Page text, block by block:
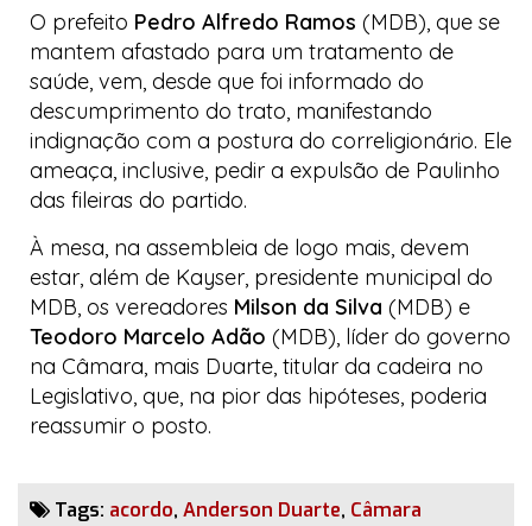
O prefeito Pedro Alfredo Ramos (MDB), que se
mantem afastado para um tratamento de
saúde, vem, desde que foi informado do
descumprimento do trato, manifestando
indignação com a postura do correligionário. Ele
ameaça, inclusive, pedir a expulsão de Paulinho
das fileiras do partido.
À mesa, na assembleia de logo mais, devem
estar, além de Kayser, presidente municipal do
MDB, os vereadores Milson da Silva (MDB) e
Teodoro Marcelo Adão (MDB), líder do governo
na Câmara, mais Duarte, titular da cadeira no
Legislativo, que, na pior das hipóteses, poderia
reassumir o posto.
Tags: acordo, Anderson Duarte, Câmara